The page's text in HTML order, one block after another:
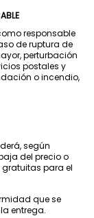
responsable
de ruptura de
perturbación
postales y
o incendio,
según
del precio o
gratuitas para el
que se
entrega.